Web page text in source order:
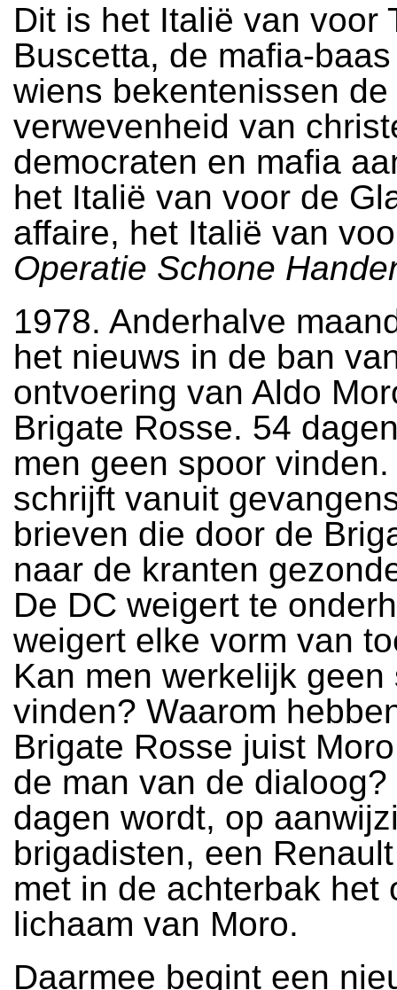
Dit is het Italië van voor
Buscetta, de mafia-
wiens bekentenissen de
verwevenheid van
democraten en mafia
het Italië van voor de
affaire, het Italië van
Operatie Schone
1978. Anderhalve
het nieuws in de ban
ontvoering van Aldo
Brigate Rosse. 54
men geen spoor
schrijft vanuit
brieven die door de
naar de kranten
De DC weigert te
weigert elke vorm van
Kan men werkelijk geen
vinden? Waarom
Brigate Rosse juist
de man van de dialoog?
dagen wordt, op
brigadisten, een
met in de achterbak het
lichaam van Moro.
Daarmee begint een